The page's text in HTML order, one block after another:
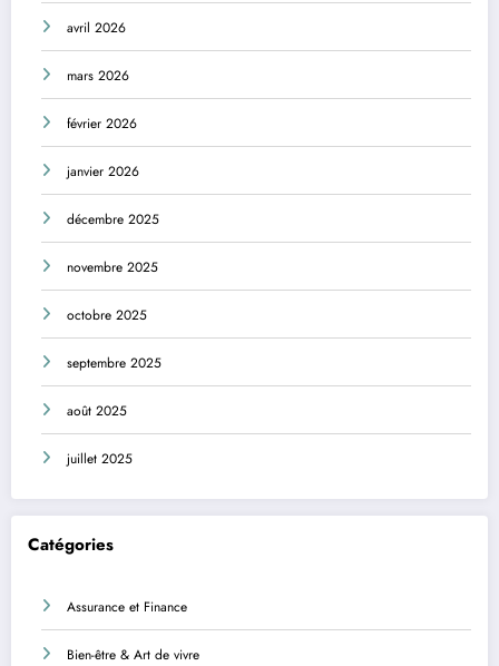
avril 2026
mars 2026
février 2026
janvier 2026
décembre 2025
novembre 2025
octobre 2025
septembre 2025
août 2025
juillet 2025
Catégories
Assurance et Finance
Bien-être & Art de vivre